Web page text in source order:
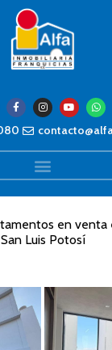
en
San Luis Potosí